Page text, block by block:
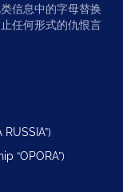
信息中的字母替换
任何形式的仇恨言
“OPORA”)